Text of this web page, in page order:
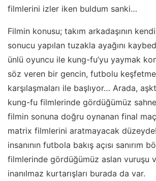
filmlerini izler iken buldum sanki…
Filmin konusu; takım arkadaşının
sonucu yapılan tuzakla ayağını
ünlü oyuncu ile kung-fu’yu yaymak
söz veren bir gencin, futbolu
karşılaşmaları ile başlıyor… Arada,
kung-fu filmlerinde gördüğümüz
filmin sonuna doğru oynanan final
matrix filmlerini aratmayacak
insanının futbola bakış açısı sanırım
filmlerinde gördüğümüz aslan vuruşu
inanılmaz kurtarışları burada da var.